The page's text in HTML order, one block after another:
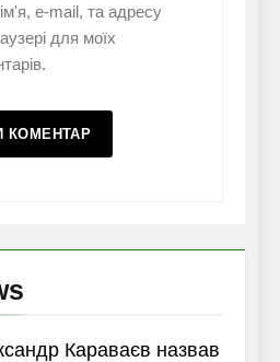
e-mail, та адресу
для моїх
Караваєв назвав